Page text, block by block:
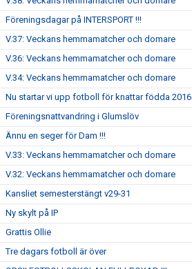
Föreningsdagar på INTERSPORT !!!
V.37: Veckans hemmamatcher och domare
V.36: Veckans hemmamatcher och domare
V.34: Veckans hemmamatcher och domare
Nu startar vi upp fotboll för knattar födda 2016
Föreningsnattvandring i Glumslöv
Ännu en seger för Dam !!!
V.33: Veckans hemmamatcher och domare
V.32: Veckans hemmamatcher och domare
Kansliet semesterstängt v29-31
Ny skylt på IP
Grattis Ollie
Tre dagars fotboll är över